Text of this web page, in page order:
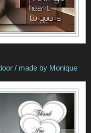
Renee v Q
by Monique